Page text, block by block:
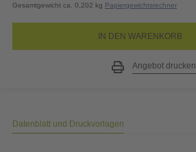
Gesamtgewicht ca. 0,202 kg Papiergewichtsrechner
IN DEN WARENKORB
Angebot drucken
Datenblatt und Druckvorlagen